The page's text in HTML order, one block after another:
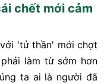
chết mới cảm
'tử thần' mới chợt
làm từ sớm hơn
ta ai là người đã